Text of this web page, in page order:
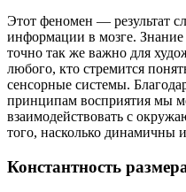
Этот феномен — результат
информации в мозге. Знание
точно так же важно для
любого, кто стремится
сенсорные системы.
принципам восприятия мы
взаимодействовать с
того, насколько динамичны
Константность